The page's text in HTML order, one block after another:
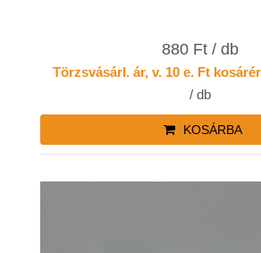
880 Ft / db
Törzsvásárl. ár, v. 10 e. Ft
/ db
KOSÁRBA